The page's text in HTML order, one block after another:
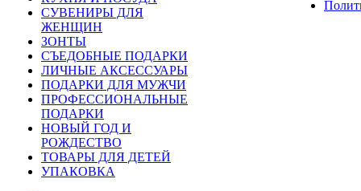
СУВЕНИРЫ ДЛЯ
ЖЕНЩИН
ЗОНТЫ
СЪЕДОБНЫЕ ПОДАРКИ
ЛИЧНЫЕ АКСЕССУАРЫ
ПОДАРКИ ДЛЯ МУЖЧИ
ПРОФЕССИОНАЛЬНЫЕ
ПОДАРКИ
НОВЫЙ ГОД И
РОЖДЕСТВО
ТОВАРЫ ДЛЯ ДЕТЕЙ
УПАКОВКА